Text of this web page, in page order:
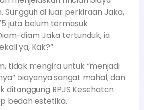
Sungguh di luar perkiraan Jaka,
juta belum termasuk
diam Jaka tertunduk, ia
ya, Kak?”
tidak mengira untuk “menjadi
biayanya sangat mahal, dan
ditanggung BPJS Kesehatan
bedah estetika.